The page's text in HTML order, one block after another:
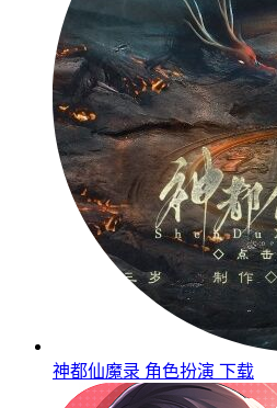
神都仙魔录 角色扮演 下载